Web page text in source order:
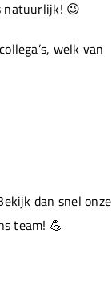
natuurlijk! 😉
welk van
dan snel onze
team! 💪